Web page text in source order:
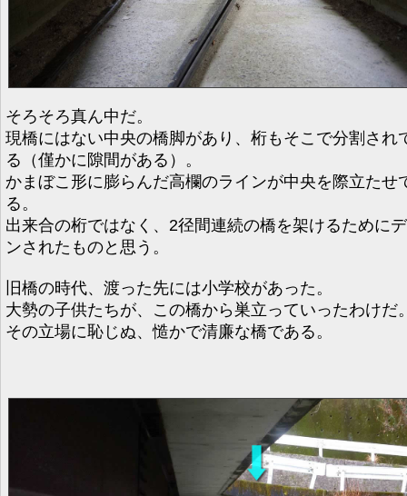
そろそろ真ん中だ。
現橋にはない中央の橋脚があり、桁もそこで分割され
る（僅かに隙間がある）。
かまぼこ形に膨らんだ高欄のラインが中央を際立たせ
る。
出来合の桁ではなく、2径間連続の橋を架けるために
ンされたものと思う。
旧橋の時代、渡った先には小学校があった。
大勢の子供たちが、この橋から巣立っていったわけだ
その立場に恥じぬ、慥かで清廉な橋である。